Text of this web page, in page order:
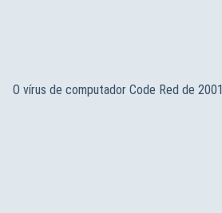
O vírus de computador Code Red de 2001